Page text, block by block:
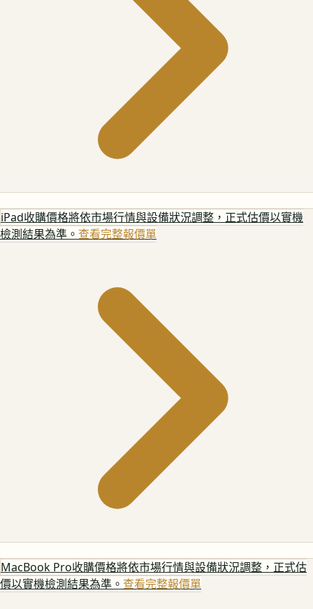
iPad收購價格將依市場行情與設備狀況調整，正式估價以實機
檢測結果為準。 查看完整報價單
MacBook Pro收購價格將依市場行情與設備狀況調整，正式估
價以實機檢測結果為準。 查看完整報價單